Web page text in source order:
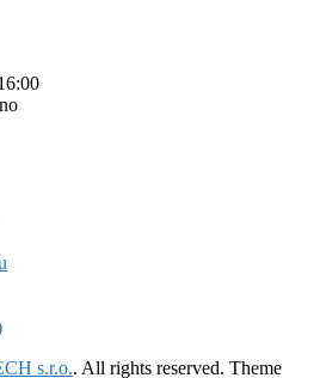
s.r.o.. All rights reserved. Theme